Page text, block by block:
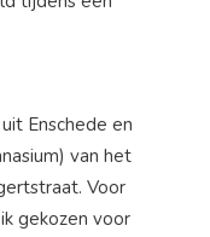
Enschede en
van het
Voor
gekozen voor